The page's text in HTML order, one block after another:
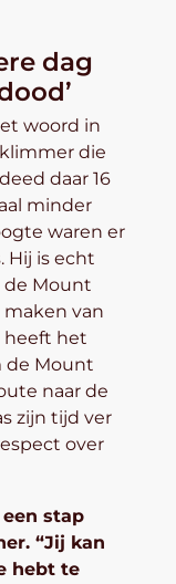
dag
woord in
die
daar 16
minder
waren er
Hij is echt
de Mount
van
heeft het
de Mount
naar de
zijn tijd ver
over
stap
“Jij kan
hebt te